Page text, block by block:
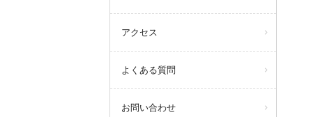
アクセス
よくある質問
お問い合わせ